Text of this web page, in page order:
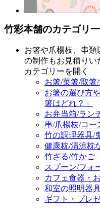
竹彩本舗のカテゴリ
お箸や爪楊枝、串
の制作もお見積りい
カテゴリーを開く
お箸/菜箸/取箸
お箸の選び方
箸はどれ？」
お弁当箱/ラン
串/爪楊枝/コー
竹の調理器具/
健康枕/清涼枕
竹ざる/竹かご
スプーン/フォ
カフェ食器・
和室の照明器
ギフト・プレ